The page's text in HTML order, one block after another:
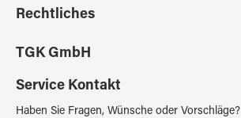
Rechtliches
TGK GmbH
Service Kontakt
Haben Sie Fragen, Wünsche oder Vorschläge?